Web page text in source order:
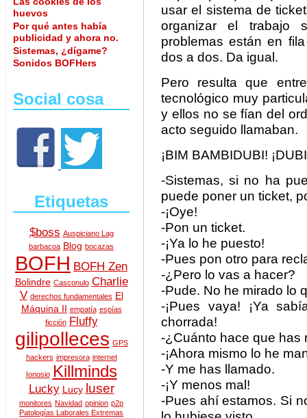
huevos
Por qué antes había
publicidad y ahora no.
Sistemas, ¿dígame?
Sonidos BOFHers
Social cosa
Etiquetas
$boss Auspiciano Lag
barbacoa Blog bocazas
BOFH BOFH Zen
Bolindre Casconulo Charlie
V derechos fundamentales El
Máquina II empatía espías
ficción
Fluffy
gilipolleces GPS
hackers impresora internet
Ionosio Killminds
Lucky Lucy luser
monitores Navidad opinion p2p
Patologías Laborales Extremas
usar el sistema de
organizar el trabajo
problemas están en
dos a dos. Da igual.
Pero resulta que
tecnológico muy
y ellos no se fían del
acto seguido llamaban.
¡BIM BAMBIDUBI!
-Sistemas, si no ha
puede poner un ticket,
-¡Oye!
-Pon un ticket.
-¡Ya lo he puesto!
-Pues pon otro para
-¿Pero lo vas a hacer?
-Pude. No he mirado lo
-¡Pues vaya! ¡Ya
chorrada!
-¿Cuánto hace que has
-¡Ahora mismo lo he
-Y me has llamado.
-¡Y menos mal!
-Pues ahí estamos. Si